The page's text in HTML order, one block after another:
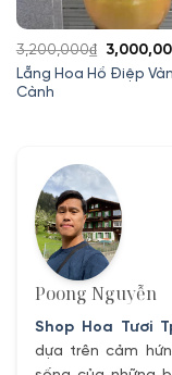
Lẵng Hoa Hồ Điệp
Cành
3,200,000₫
Giá
gốc
Poong Nguyễn
Shop Hoa Tươi
dựa trên cảm